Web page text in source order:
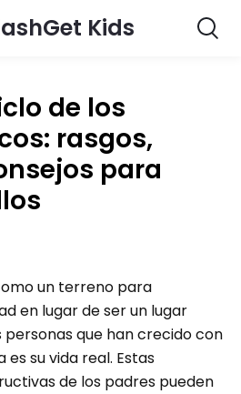
Kids
de los
rasgos,
para
un terreno para
en lugar de ser un lugar
personas que han crecido con
es su vida real. Estas
de los padres pueden